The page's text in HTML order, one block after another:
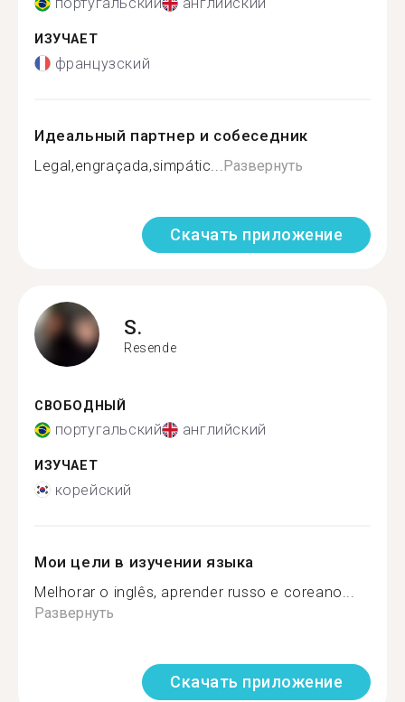
ИЗУЧАЕТ
французский
Идеальный партнер и собеседник
Legal,engraçada,simpátic... Развернуть
Скачать приложение
S.
Resende
СВОБОДНЫЙ
португальский английский
ИЗУЧАЕТ
корейский
Мои цели в изучении языка
Melhorar o inglês, aprender russo e coreano...
Развернуть
Скачать приложение